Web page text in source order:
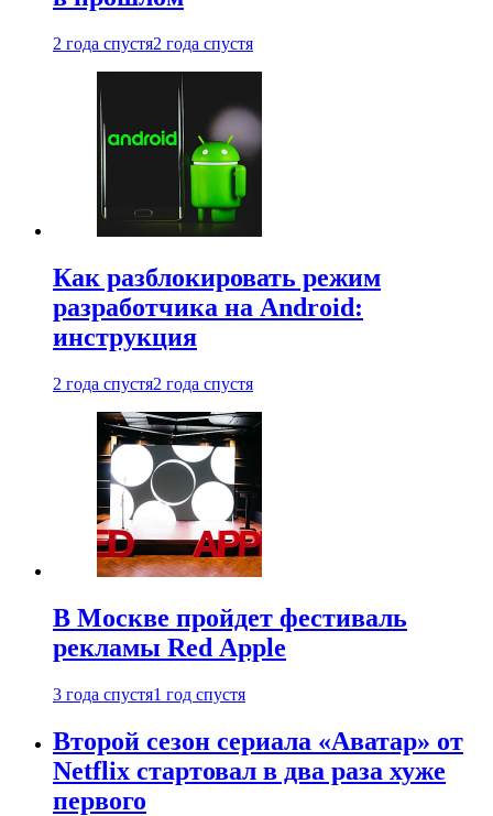
2 года спустя2 года спустя
Как разблокировать режим
разработчика на Android:
инструкция
2 года спустя2 года спустя
В Москве пройдет фестиваль
рекламы Red Apple
3 года спустя1 год спустя
Второй сезон сериала «Аватар» от
Netflix стартовал в два раза хуже
первого